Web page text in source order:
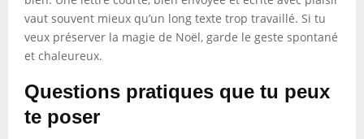
vaut souvent mieux qu’un long texte trop travaillé. Si tu
veux préserver la magie de Noël, garde le geste spontané
et chaleureux.
Questions pratiques que tu peux
te poser